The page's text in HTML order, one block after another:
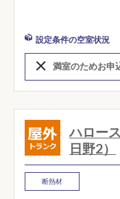
設定条件の空室状況
満室のためお申
ハロー
日野2）
断熱材